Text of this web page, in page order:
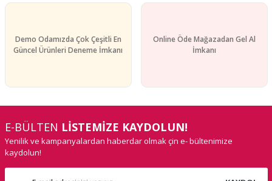
Demo Odamızda Çok Çeşitli En
Güncel Ürünleri Deneme İmkanı
Online Öde Mağazadan Gel Al
İmkanı
E-BÜLTEN LİSTEMİZE KAYDOLUN!
Yenilik ve kampanyalardan haberdar olmak çin e- bültenimize
kaydolun!